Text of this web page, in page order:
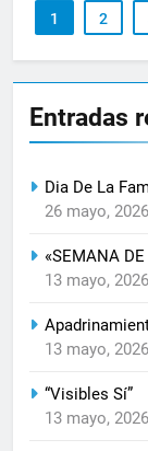
1 2
Entradas
Dia De La
26 mayo, 2026
«SEMANA
13 mayo, 2026
13 mayo, 2026
“Visibles Sí”
13 mayo, 2026